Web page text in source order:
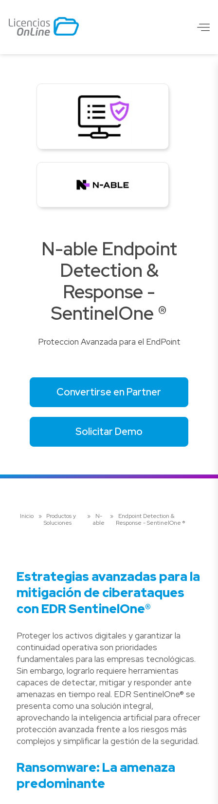
N-able Endpoint
Detection &
Response -
SentinelOne ®
Proteccion Avanzada para el EndPoint
Convertirse en Partner
Solicitar Demo
Inicio »
Productos y
Soluciones
»
N-
able
»
Endpoint Detection &
Response - SentinelOne ®
Estrategias avanzadas para la
mitigación de ciberataques
con EDR SentinelOne®
Proteger los activos digitales y garantizar la
continuidad operativa son prioridades
fundamentales para las empresas tecnológicas.
Sin embargo, lograrlo requiere herramientas
capaces de detectar, mitigar y responder ante
amenazas en tiempo real. EDR SentinelOne® se
presenta como una solución integral,
aprovechando la inteligencia artificial para ofrecer
protección avanzada frente a los riesgos más
complejos y simplificar la gestión de la seguridad.
Ransomware: La amenaza
predominante